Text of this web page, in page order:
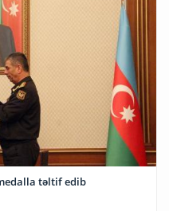
təltif edib